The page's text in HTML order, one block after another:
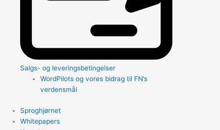
Salgs- og leveringsbetingelser
WordPilots og vores bidrag til FN’s
verdensmål
Sproghjørnet
Whitepapers